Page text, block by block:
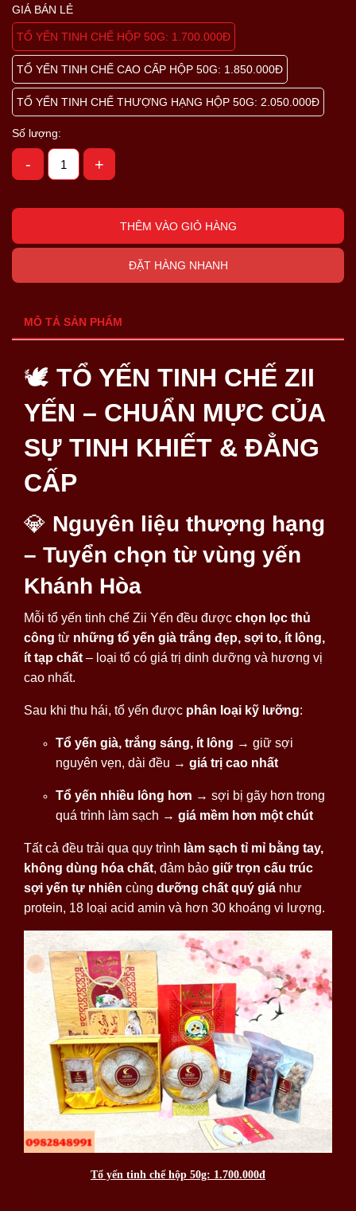
GIÁ BÁN LẺ
TỔ YẾN TINH CHẾ HỘP 50G: 1.700.000Đ
TỔ YẾN TINH CHẾ CAO CẤP HỘP 50G: 1.850.000Đ
TỔ YẾN TINH CHẾ THƯỢNG HẠNG HỘP 50G: 2.050.000Đ
Số lượng:
- +
THÊM VÀO GIỎ HÀNG
ĐẶT HÀNG NHANH
MÔ TẢ SẢN PHẨM
🕊️ TỔ YẾN TINH CHẾ ZII
YẾN – CHUẨN MỰC CỦA
SỰ TINH KHIẾT & ĐẲNG
CẤP
💎 Nguyên liệu thượng hạng
– Tuyển chọn từ vùng yến
Khánh Hòa
Mỗi tổ yến tinh chế Zii Yến đều được chọn lọc thủ
công từ những tổ yến già trắng đẹp, sợi to, ít lông,
ít tạp chất – loại tổ có giá trị dinh dưỡng và hương vị
cao nhất.
Sau khi thu hái, tổ yến được phân loại kỹ lưỡng:
Tổ yến già, trắng sáng, ít lông → giữ sợi
nguyên vẹn, dài đều → giá trị cao nhất
Tổ yến nhiều lông hơn → sợi bị gãy hơn trong
quá trình làm sạch → giá mềm hơn một chút
Tất cả đều trải qua quy trình làm sạch tỉ mỉ bằng tay,
không dùng hóa chất, đảm bảo giữ trọn cấu trúc
sợi yến tự nhiên cùng dưỡng chất quý giá như
protein, 18 loại acid amin và hơn 30 khoáng vi lượng.
Tổ yến tinh chế hộp 50g: 1.700.000đ